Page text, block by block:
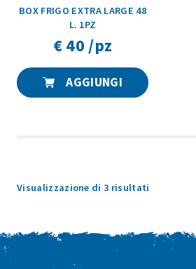
BOX FRIGO EXTRA LARGE 48
L. 1PZ
€ 40 /pz
AGGIUNGI
Visualizzazione di 3 risultati